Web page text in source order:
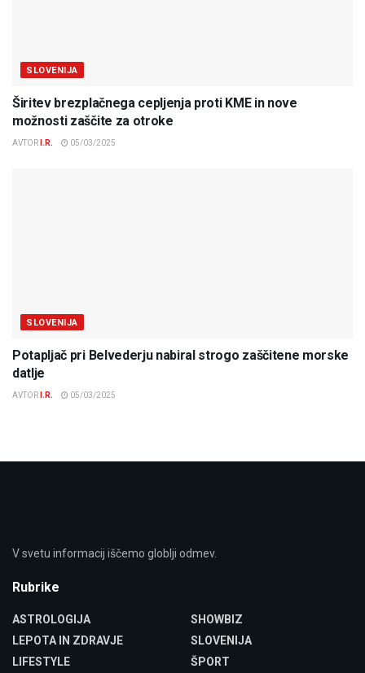
SLOVENIJA
Širitev brezplačnega cepljenja proti KME in nove
možnosti zaščite za otroke
AVTOR I.R. 05/03/2025
SLOVENIJA
Potapljač pri Belvederju nabiral strogo zaščitene morske
datlje
AVTOR I.R. 05/03/2025
V svetu informacij iščemo globlji odmev.
Rubrike
ASTROLOGIJA
LEPOTA IN ZDRAVJE
LIFESTYLE
SHOWBIZ
SLOVENIJA
ŠPORT